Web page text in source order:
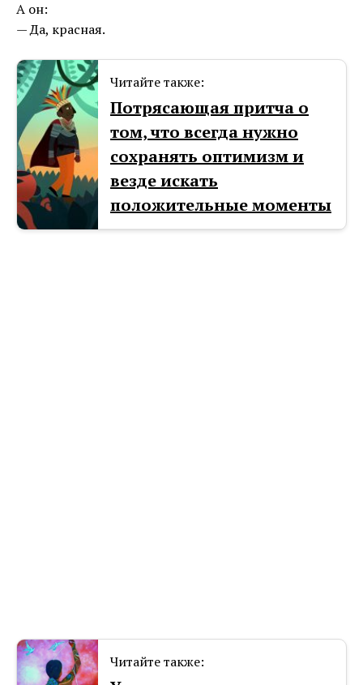
А он:
— Да, красная.
Читайте также:
Потрясающая притча о
том, что всегда нужно
сохранять оптимизм и
везде искать
положительные моменты
Читайте также: